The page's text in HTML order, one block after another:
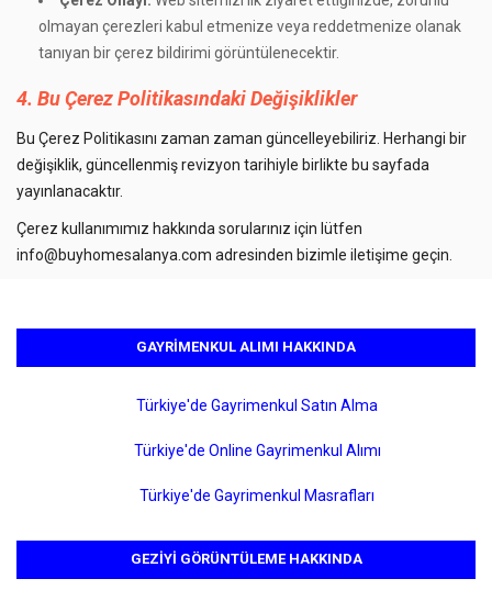
olmayan çerezleri kabul etmenize veya reddetmenize olanak
tanıyan bir çerez bildirimi görüntülenecektir.
4. Bu Çerez Politikasındaki Değişiklikler
Bu Çerez Politikasını zaman zaman güncelleyebiliriz. Herhangi bir
değişiklik, güncellenmiş revizyon tarihiyle birlikte bu sayfada
yayınlanacaktır.
Çerez kullanımımız hakkında sorularınız için lütfen
info@buyhomesalanya.com adresinden bizimle iletişime geçin.
GAYRIMENKUL ALIMI HAKKINDA
Türkiye'de Gayrimenkul Satın Alma
Türkiye'de Online Gayrimenkul Alımı
Türkiye'de Gayrimenkul Masrafları
GEZIYI GÖRÜNTÜLEME HAKKINDA